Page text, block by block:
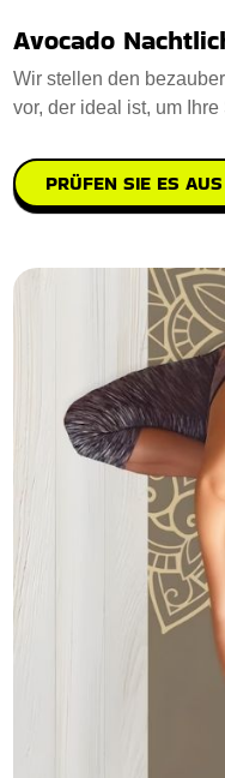
Avocado
Wir stellen den
vor, der ideal ist, um
PRÜFEN SIE ES AUS